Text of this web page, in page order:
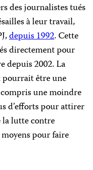
des journalistes tués
à leur travail,
depuis 1992. Cette
directement pour
depuis 2002. La
pourrait être une
une moindre
d’efforts pour attirer
la lutte contre
pour faire